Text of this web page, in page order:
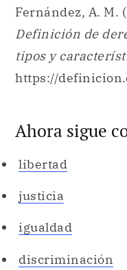
Fernández, A. M.
Definición de
tipos y
https://
Ahora sigue
libertad
justicia
igualdad
discriminación